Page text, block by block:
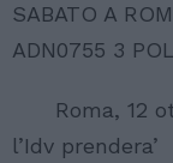
SABATO A
ADN0755 3
Roma, 12
l’Idv prendera’